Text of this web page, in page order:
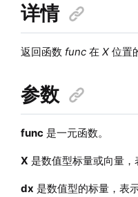
详情
返回函数 func在 X位置
参数
func是一元函数。
X 是数值型标量或向量，
dx 是数值型的标量，表